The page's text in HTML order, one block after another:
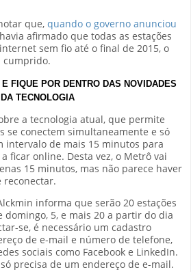
que, quando o governo anunciou
afirmado que todas as estações
sem fio até o final de 2015, o
cumprido.
FIQUE POR DENTRO DAS NOVIDADES
DA TECNOLOGIA
a tecnologia atual, que permite
se conectem simultaneamente e só
intervalo de mais 15 minutos para
ficar online. Desta vez, o Metrô vai
15 minutos, mas não parece haver
reconectar.
informa que serão 20 estações
5, e mais 20 a partir do dia
se, é necessário um cadastro
de e-mail e número de telefone,
sociais como Facebook e LinkedIn.
precisa de um endereço de e-mail.